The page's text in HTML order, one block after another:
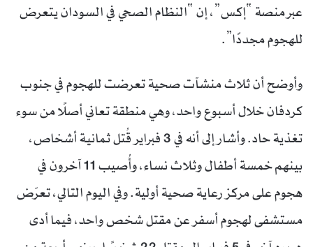
عبر منصة “إكس”، إن “النظام الصحي في السودان يتعرض
للهجوم مجددًا”.
وأوضح أن ثلاث منشآت صحية تعرضت للهجوم في جنوب
كردفان خلال أسبوع واحد، وهي منطقة تعاني أصلًا من سوء
تغذية حاد. وأشار إلى أنه في 3 فبراير قُتل ثمانية أشخاص،
بينهم خمسة أطفال وثلاث نساء، وأُصيب 11 آخرون في
هجوم على مركز رعاية صحية أولية. وفي اليوم التالي، تعرّض
مستشفى لهجوم أسفر عن مقتل شخص واحد، فيما أدى